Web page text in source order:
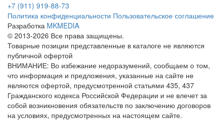
+7 (911) 919-88-73
Политика конфиденциальности Пользовательское соглашение
Разработка MKMEDIA
© 2013-2026 Все права защищены.
Товарные позиции представленные в каталоге не являются
публичной офертой
ВНИМАНИЕ: Во избежание недоразумений, сообщаем о том,
что информация и предложения, указанные на сайте не
являются офертой, предусмотренной статьями 435, 437
Гражданского кодекса Российской Федерации и не влечет за
собой возникновения обязательств по заключению договоров
на условиях, предусмотренных на настоящем сайте.